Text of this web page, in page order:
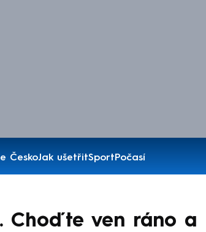
ČeskoJak ušetřitSportPočasí
Choďte ven ráno a